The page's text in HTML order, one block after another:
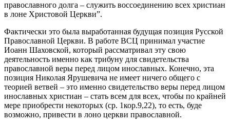
православного долга – служить воссоединению всех христиан
в лоне Христовой Церкви”.
Фактически это была выработанная будущая позиция Русской
Православной Церкви. В работе ВСЦ принимал участие
Иоанн Шаховской, который рассматривал эту свою
деятельность именно как трибуну для свидетельства
православной веры перед лицом инославных. Конечно, эта
позиция Николая Ярушевича не имеет ничего общего с
теорией ветвей – это именно свидетельство веры перед лицом
инославных христиан – стать всем для всех, чтобы по крайней
мере приобрести некоторых (ср. 1кор.9,22), то есть, буде
возможно, привести в лоно церкви православной.